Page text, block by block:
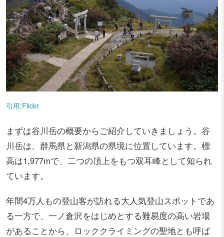
引用:Flickr
まずは谷川岳の概要からご紹介していきましょう。谷
川岳は、群馬県と新潟県の県境に位置しています。標
高は1,977mで、二つの頂上をもつ双耳峰として知られ
ています。
年間4万人もの登山客が訪れる大人気登山スポットであ
る一方で、一ノ倉沢をはじめとする難易度の高い岩場
があることから、ロッククライミングの聖地とも呼ば